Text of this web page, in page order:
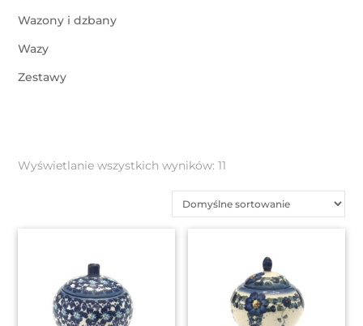
Wazony i dzbany
Wazy
Zestawy
Wyświetlanie wszystkich wyników: 11